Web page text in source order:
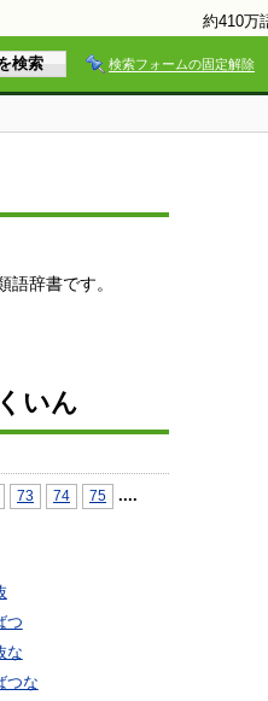
約410万
検索フォームの固定解除
辞書です。
いん
73 74 75 ....
つ
な
つな